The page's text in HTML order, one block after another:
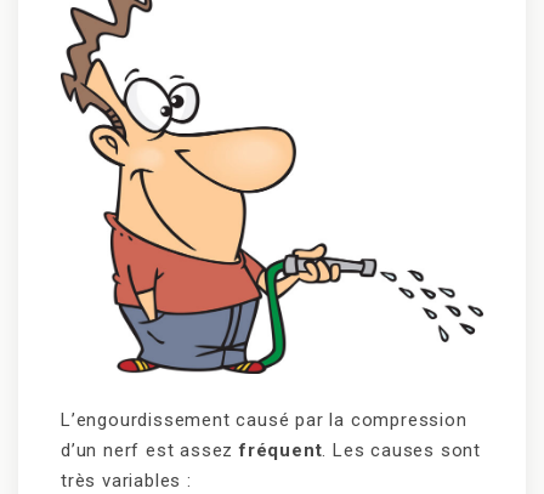
L’engourdissement causé par la compression
d’un nerf est assezfréquent. Les causes sont
très variables :